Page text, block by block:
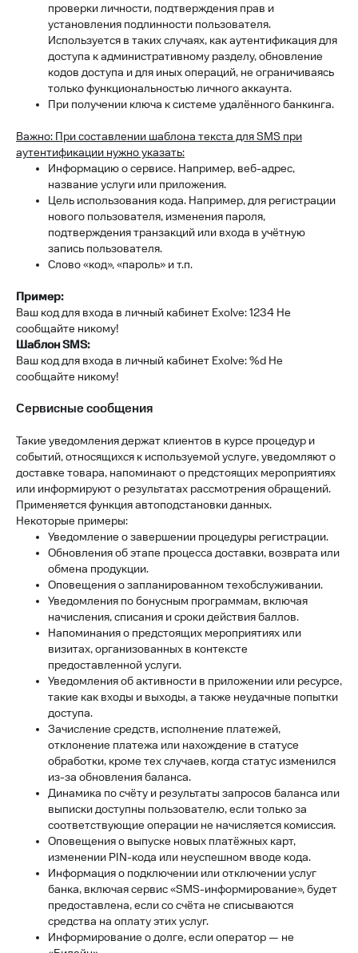
проверки личности, подтверждения прав и
установления подлинности пользователя.
Используется в таких случаях, как аутентификация для
доступа к административному разделу, обновление
кодов доступа и для иных операций, не ограничиваясь
только функциональностью личного аккаунта.
При получении ключа к системе удалённого банкинга.
Важно: При составлении шаблона текста для SMS при
аутентификации нужно указать:
Информацию о сервисе. Например, веб-адрес,
название услуги или приложения.
Цель использования кода. Например, для регистрации
нового пользователя, изменения пароля,
подтверждения транзакций или входа в учётную
запись пользователя.
Слово «код», «пароль» и т.п.
Пример:
Ваш код для входа в личный кабинет Exolve: 1234 Не
сообщайте никому!
Шаблон SMS:
Ваш код для входа в личный кабинет Exolve: %d Не
сообщайте никому!
Сервисные сообщения
Такие уведомления держат клиентов в курсе процедур и
событий, относящихся к используемой услуге, уведомляют о
доставке товара, напоминают о предстоящих мероприятиях
или информируют о результатах рассмотрения обращений.
Применяется функция автоподстановки данных.
Некоторые примеры:
Уведомление о завершении процедуры регистрации.
Обновления об этапе процесса доставки, возврата или
обмена продукции.
Оповещения о запланированном техобслуживании.
Уведомления по бонусным программам, включая
начисления, списания и сроки действия баллов.
Напоминания о предстоящих мероприятиях или
визитах, организованных в контексте
предоставленной услуги.
Уведомления об активности в приложении или ресурсе,
такие как входы и выходы, а также неудачные попытки
доступа.
Зачисление средств, исполнение платежей,
отклонение платежа или нахождение в статусе
обработки, кроме тех случаев, когда статус изменился
из-за обновления баланса.
Динамика по счёту и результаты запросов баланса или
выписки доступны пользователю, если только за
соответствующие операции не начисляется комиссия.
Оповещения о выпуске новых платёжных карт,
изменении PIN-кода или неуспешном вводе кода.
Информация о подключении или отключении услуг
банка, включая сервис «SMS-информирование», будет
предоставлена, если со счёта не списываются
средства на оплату этих услуг.
Информирование о долге, если оператор — не